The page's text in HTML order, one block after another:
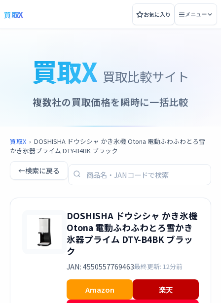
買取X お気に入り メニュー
買取X 買取比較サイト
複数社の買取価格を瞬時に一括比較
買取X › DOSHISHA ドウシシャ かき氷機 Otona 電動ふわふわとろ雪
かき氷器プライム DTY-B4BK ブラック
←検索に戻る
DOSHISHA ドウシシャ かき氷機
Otona 電動ふわふわとろ雪かき
氷器プライム DTY-B4BK ブラッ
ク
JAN: 4550557769463最終更新: 12分前
Amazon
楽天